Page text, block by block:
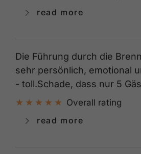
read more
Die Führung durch die
sehr persönlich, emotional
- toll.Schade, dass nur 5
Overall rating
read more